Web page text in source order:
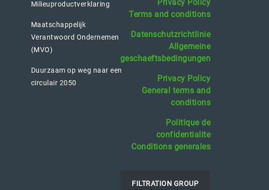
Milieuproductverklaring
Maatschappelijk
Verantwoord Ondernemen
(MVO)
Duurzaam op weg naar een
circulair 2050
Privacy Policy
Terms and conditions
Datenschutzrichtlinie
Allgemeine
geschaeftsbedingungen
Privacy Policy
General terms and
conditions
Politique de
confidentialite
Conditions generales
FILTRATION GROUP